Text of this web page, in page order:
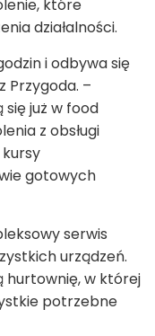
które
działalności.
i odbywa się
Przygoda. –
się już w food
z obsługi
gotowych
serwis
urządzeń.
hurtownię, w której
potrzebne